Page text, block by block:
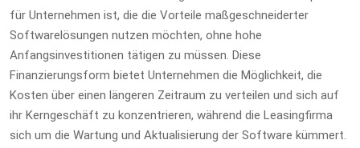
für Unternehmen ist, die die Vorteile maßgeschneiderter
Softwarelösungen nutzen möchten, ohne hohe
Anfangsinvestitionen tätigen zu müssen. Diese
Finanzierungsform bietet Unternehmen die Möglichkeit, die
Kosten über einen längeren Zeitraum zu verteilen und sich auf
ihr Kerngeschäft zu konzentrieren, während die Leasingfirma
sich um die Wartung und Aktualisierung der Software kümmert.